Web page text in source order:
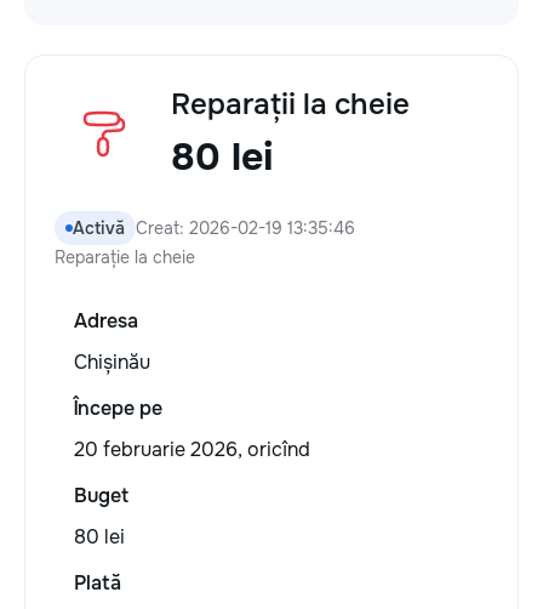
Reparații la cheie
80 lei
Activă Creat: 2026-02-19 13:35:46
Reparație la cheie
Adresa
Chișinău
Începe pe
20 februarie 2026, oricînd
Buget
80 lei
Plată